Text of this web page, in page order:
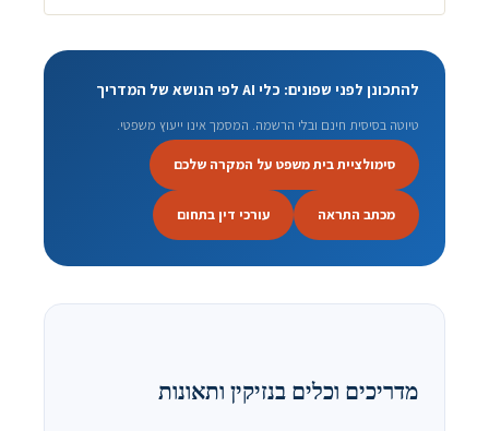
להתכונן לפני שפונים: כלי AI לפי הנושא של המדריך
טיוטה בסיסית חינם ובלי הרשמה. המסמך אינו ייעוץ משפטי.
סימולציית בית משפט על המקרה שלכם
מכתב התראה עורכי דין בתחום
מדריכים וכלים בנזיקין ותאונות